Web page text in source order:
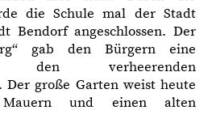
die Schule mal der Stadt
Bendorf angeschlossen. Der
gab den Bürgern eine
verheerenden
Der große Garten weist heute
Mauern und einen alten